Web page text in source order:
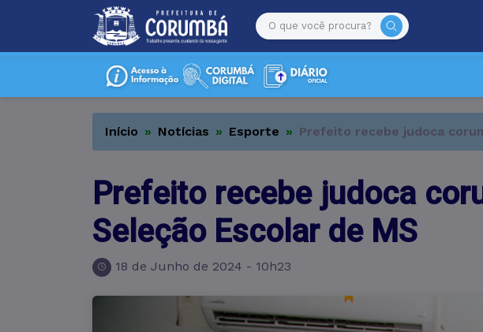
Início Notícias Esporte Prefeito recebe judoca
Prefeito recebe judoca
Seleção Escolar de MS
18 de Junho de 2024 - 10h23